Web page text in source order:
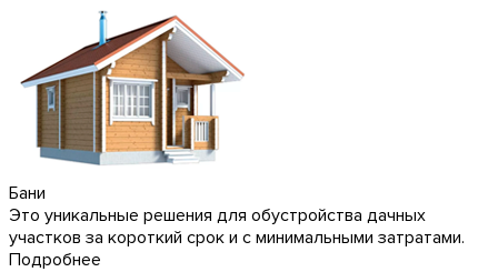
Бани
Это уникальные решения для обустройства дачных
участков за короткий срок и с минимальными затратами.
Подробнее